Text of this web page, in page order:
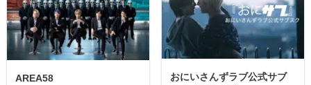
AREA58
おにいさんずラブ公式サブ